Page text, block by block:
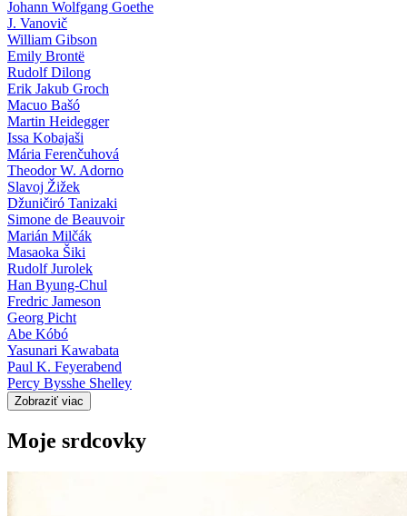
Johann Wolfgang Goethe
J. Vanovič
William Gibson
Emily Brontë
Rudolf Dilong
Erik Jakub Groch
Macuo Bašó
Martin Heidegger
Issa Kobajaši
Mária Ferenčuhová
Theodor W. Adorno
Slavoj Žižek
Džuničiró Tanizaki
Simone de Beauvoir
Marián Milčák
Masaoka Šiki
Rudolf Jurolek
Han Byung-Chul
Fredric Jameson
Georg Picht
Abe Kóbó
Yasunari Kawabata
Paul K. Feyerabend
Percy Bysshe Shelley
Zobraziť viac
Moje srdcovky